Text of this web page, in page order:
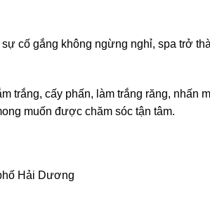
cố gắng không ngừng nghỉ, spa trở
trắng, cấy phấn, làm trắng răng, nhấn
muốn được chăm sóc tận tâm.
Hải Dương